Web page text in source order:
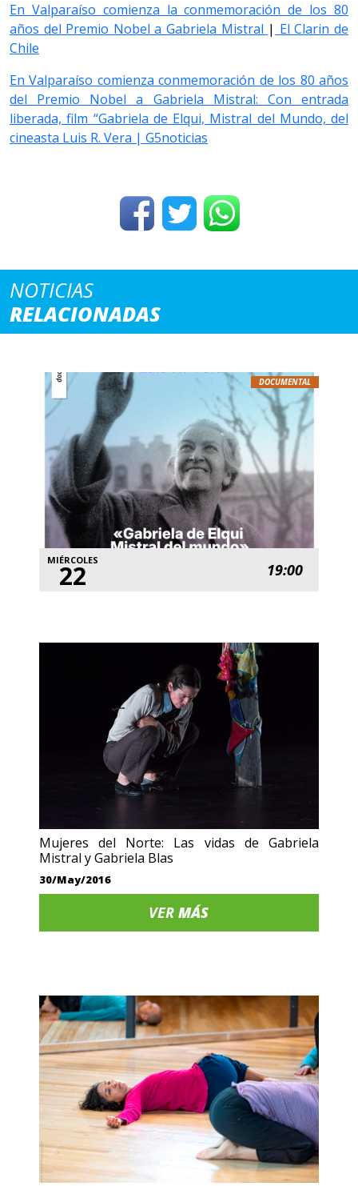
En Valparaíso comienza la conmemoración de los 80
años del Premio Nobel a Gabriela Mistral | El Clarin de
Chile
En Valparaíso comienza conmemoración de los 80 años
del Premio Nobel a Gabriela Mistral: Con entrada
liberada, film “Gabriela de Elqui, Mistral del Mundo, del
cineasta Luis R. Vera | G5noticias
NOTICIAS
RELACIONADAS
DOCUMENTAL
MIÉRCOLES
22 19:00
Mujeres del Norte: Las vidas de Gabriela
Mistral y Gabriela Blas
30/May/2016
VERMÁS